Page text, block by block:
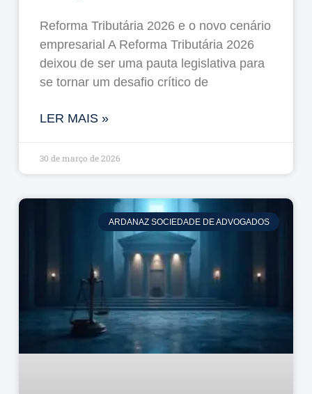
Reforma Tributária 2026 e o novo cenário
empresarial A Reforma Tributária 2026
deixou de ser uma pauta legislativa para
se tornar um desafio crítico de
LER MAIS »
30 de março de 2026
ARDANAZ SOCIEDADE DE ADVOGADOS